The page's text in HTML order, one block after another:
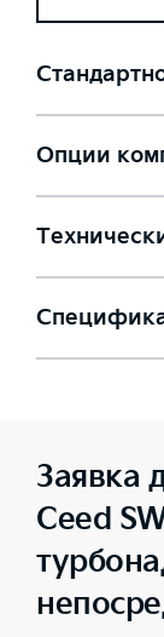
Опции
Заявка
Ceed